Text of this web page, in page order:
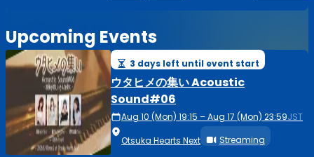
Upcoming Events
3 days left until event start
ウタヒメの集い Acoustic
Sound#06
Aug 10 (Mon) 19:15 – Aug 17 (Mon) 23:59JST
Otsuka Hearts Next
Streaming